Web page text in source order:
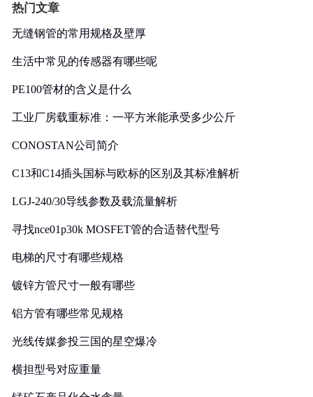
热门文章
无缝钢管的常用规格及壁厚
生活中常见的传感器有哪些呢
PE100管材的含义是什么
工业厂房载重标准：一平方米能承受多少公斤
CONOSTAN公司简介
C13和C14插头国标与欧标的区别及其标准解析
LGJ-240/30导线参数及载流量解析
寻找nce01p30k MOSFET管的合适替代型号
电梯的尺寸有哪些规格
镀锌方管尺寸一般有哪些
铝方管有哪些常见规格
光线传媒参投三国的星空爆冷
横担型号对应重量